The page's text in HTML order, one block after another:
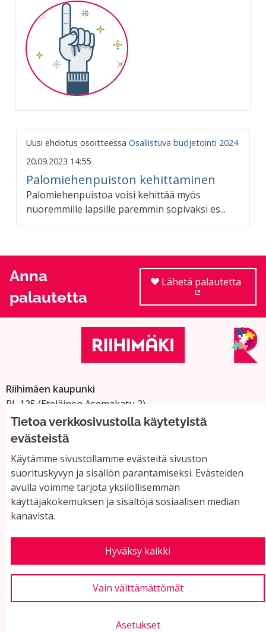
Tietoa verkkosivustolla käytetyistä
evästeistä
Käytämme sivustollamme evästeitä sivuston
suorituskyvyn ja sisällön parantamiseksi. Evästeiden
avulla voimme tarjota yksilöllisemmän
käyttäjäkokemuksen ja sisältöjä sosiaalisen median
kanavista.
Hyväksy kaikki
Vain välttämättömät
Asetukset
Uusi ehdotus osoitteessa Osallistuva budjetointi 2024
20.09.2023 14:55
Palomiehenpuiston kehittäminen
Palomiehenpuistoa voisi kehittää myös
nuoremmille lapsille paremmin sopivaksi es...
Anna
palautetta
Lähetä palautetta
Riihimäen kaupunki
PL 125 (Eteläinen Asemakatu 2)
11101 Riihimäki
Vaihde: 019 758 4000
Sähköpostiosoitteet:
etunimi.sukunimi@riihimaki.fi
Yhteystiedot ja usein kysyttyä
Käyttöehdot
Evästeasetukset
Verkkosivusto luotuvapaan ohjelmiston